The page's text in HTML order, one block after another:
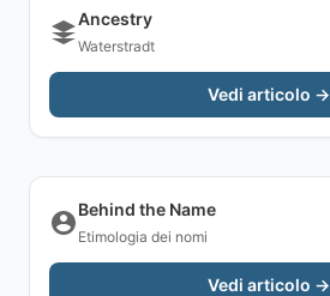
Ancestry
Waterstradt
Vedi articolo →
Behind the Name
Etimologia dei nomi
Vedi articolo →